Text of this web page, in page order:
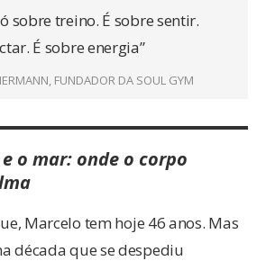
sobre treino. É sobre sentir.
É sobre energia”
FUNDADOR DA SOUL GYM
o mar: onde o corpo
Marcelo tem hoje 46 anos. Mas
década que se despediu